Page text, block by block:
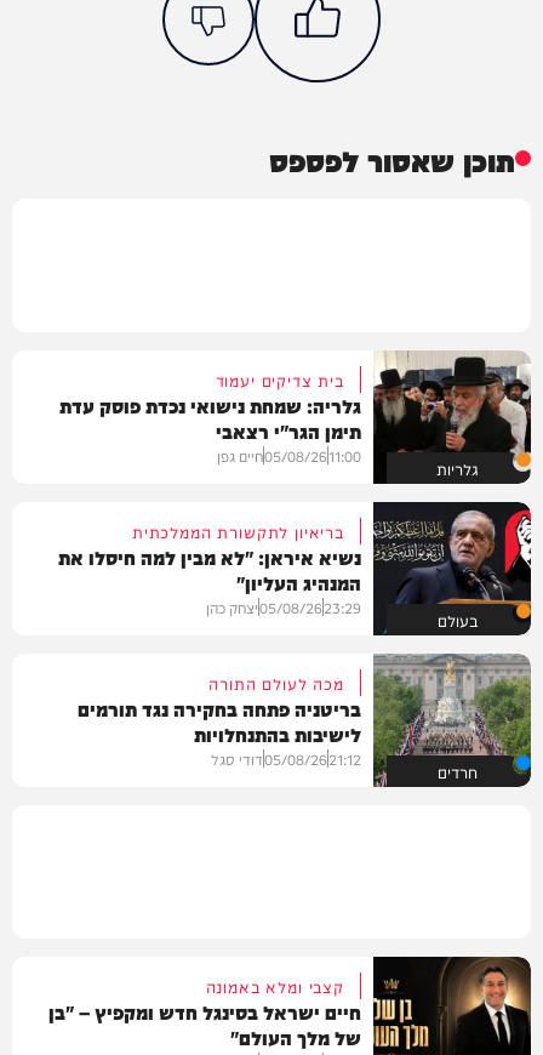
תוכן שאסור לפספס
גלריות
בית צדיקים יעמוד
גלריה: שמחת נישואי נכדת פוסק עדת
תימן הגר"י רצאבי
11:00
05/08/26חיים גפן
בעולם
בריאיון לתקשורת הממלכתית
נשיא איראן: "לא מבין למה חיסלו את
המנהיג העליון"
23:29
05/08/26יצחק כהן
חרדים
מכה לעולם התורה
בריטניה פתחה בחקירה נגד תורמים
לישיבות בהתנחלויות
21:12
05/08/26דודי סגל
קצבי ומלא באמונה
חיים ישראל בסינגל חדש ומקפיץ – "בן
של מלך העולם"